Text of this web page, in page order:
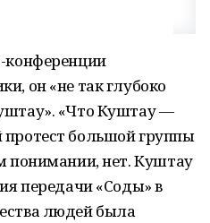
конференции
он «не так глубоко
«Что Куштау —
большой группы
понимании, нет. Куштау
передачи «Соды» в
людей была